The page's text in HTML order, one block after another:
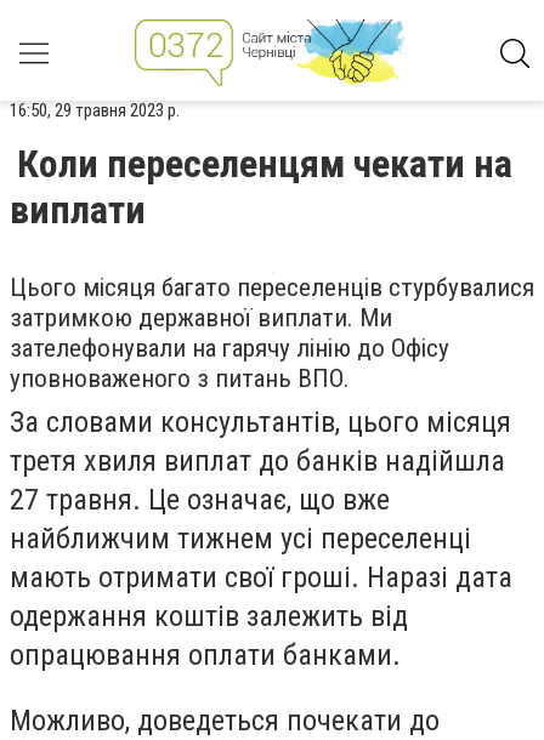
16:50, 29 травня 2023 р.
Коли переселенцям чекати на
виплати
Цього місяця багато переселенців стурбувалися
затримкою державної виплати. Ми
зателефонували на гарячу лінію до Офісу
уповноваженого з питань ВПО.
За словами консультантів, цього місяця
третя хвиля виплат до банків надійшла
27 травня. Це означає, що вже
найближчим тижнем усі переселенці
мають отримати свої гроші. Наразі дата
одержання коштів залежить від
опрацювання оплати банками.
Можливо, доведеться почекати до